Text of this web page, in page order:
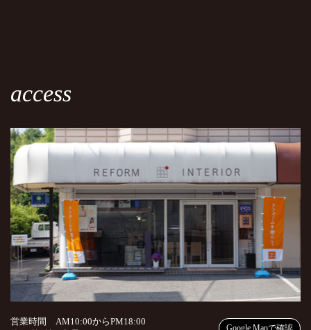
access
営業時間 AM10:00からPM18:00
Google Mapで確認